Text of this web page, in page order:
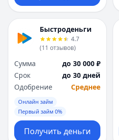
Быстроденьги
4.7
(11 отзывов)
Сумма
до 30 000 ₽
Срок
до 30 дней
Одобрение
Среднее
Онлайн займ
Первый займ 0%
Получить деньги